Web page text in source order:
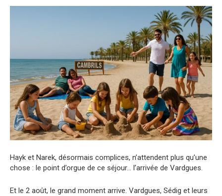
Hayk et Narek, désormais complices, n’attendent plus qu’une
chose : le point d’orgue de ce séjour… l’arrivée de Vardgues.
Et le 2 août, le grand moment arrive. Vardgues, Sédig et leurs